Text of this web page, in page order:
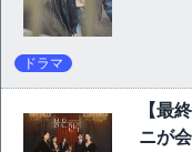
ドラマ
【最
ニが